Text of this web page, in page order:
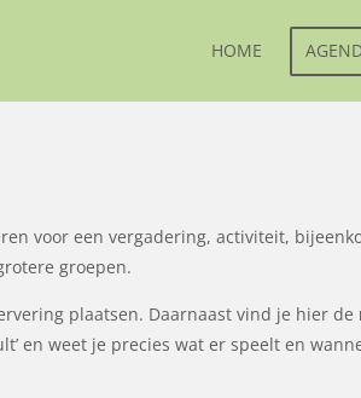
HOME
voor een vergadering, activiteit,
groepen.
plaatsen. Daarnaast vind je hier de
en weet je precies wat er speelt en